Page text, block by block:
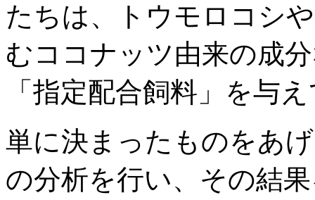
たちは、トウモロコシ
むココナッツ由来の成
「指定配合飼料」を与
単に決まったものをあ
の分析を行い、その結